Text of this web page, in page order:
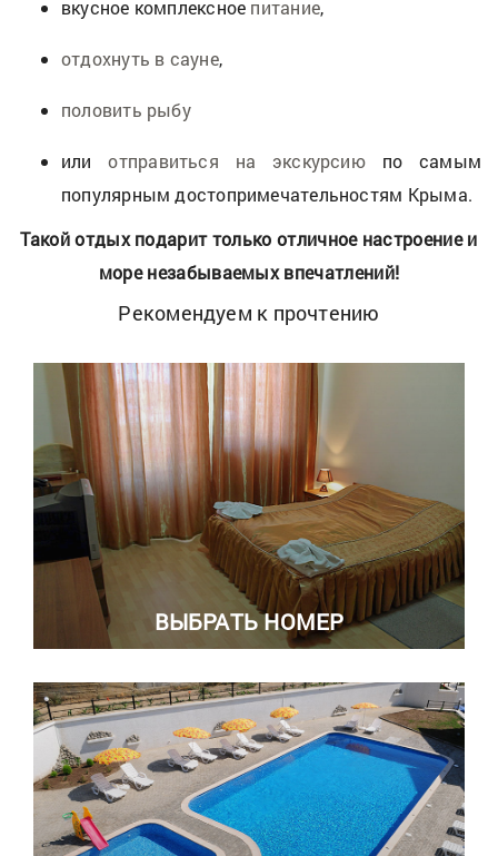
вкусное комплексное питание,
отдохнуть в сауне,
половить рыбу
илиотправиться на экскурсиюпо самым
популярным достопримечательностям Крыма.
Такой отдых подарит только отличное настроение и
море незабываемых впечатлений!
Рекомендуем к прочтению
ВЫБРАТЬ НОМЕР